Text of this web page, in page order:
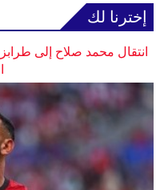
إخترنا لك
انتقال محمد صلاح إلى